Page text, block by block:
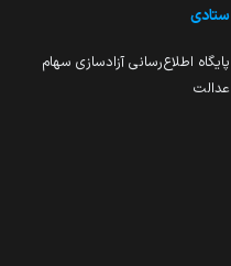
ستادی
پایگاه اطلاع‌رسانی آزادسازی سهام
عدالت